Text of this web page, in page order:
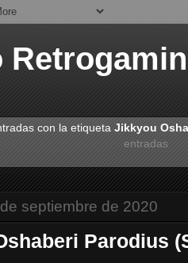
con la etiquetaJikkyou
entradas
septiembre de 2020
Parodius